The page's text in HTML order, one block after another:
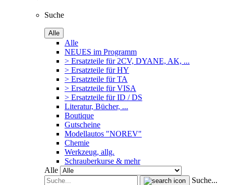
Suche
Alle
Alle
NEUES im Programm
> Ersatzteile für 2CV, DYANE, AK, ...
> Ersatzteile für HY
> Ersatzteile für TA
> Ersatzteile für VISA
> Ersatzteile für ID / DS
Literatur, Bücher, ...
Boutique
Gutscheine
Modellautos "NOREV"
Chemie
Werkzeug, allg.
Schrauberkurse & mehr
Alle
Suche...